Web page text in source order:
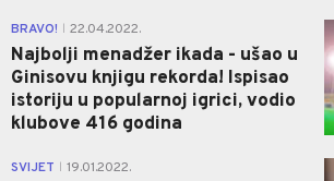
BRAVO! 22.04.2022.
Najbolji menadžer ikada - ušao u
Ginisovu knjigu rekorda! Ispisao
istoriju u popularnoj igrici, vodio
klubove 416 godina
SVIJET 19.01.2022.